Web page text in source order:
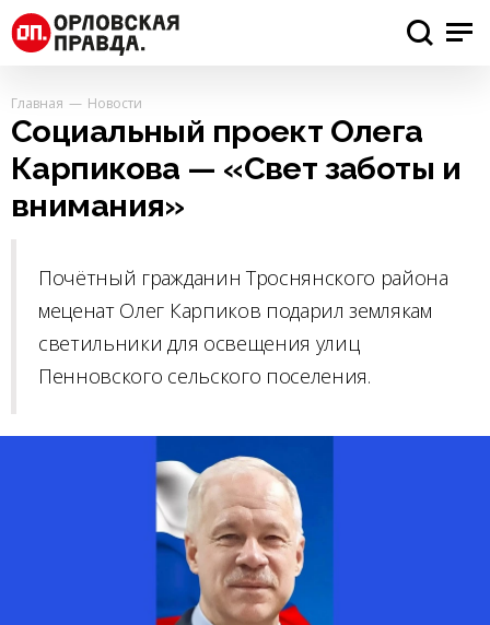
Главная Новости
Социальный проект Олега
Карпикова — «Свет заботы и
внимания»
Почётный гражданин Троснянского района
меценат Олег Карпиков подарил землякам
светильники для освещения улиц
Пенновского сельского поселения.